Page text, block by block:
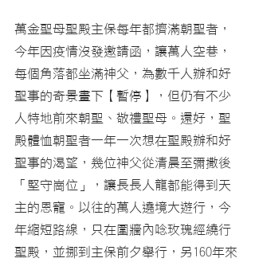
萬金聖母聖殿主保每年都擠滿朝聖者，
今年因疫情沒發邀請函，讓萬人空巷，
每個角落都坐滿神父，為數千人辦和好
聖事的奇景畫下【暫停】，但仍有不少
人特地前來朝聖、敬禮聖母。還好，聖
殿體恤朝聖者一年一次想在聖殿辦和好
聖事的渴望，幾位神父從清晨至彌撒後
「堅守崗位」，讓長長人龍都能得到天
主的恩寵。以往的萬人遶境大遊行，今
年縮短路線，只在圍牆內唸玫瑰經繞行
聖殿，並挪到主保前夕舉行，另160年來